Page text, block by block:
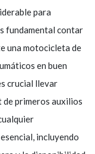
para
fundamental contar
una motocicleta de
en buen
crucial llevar
de primeros auxilios
incluyendo